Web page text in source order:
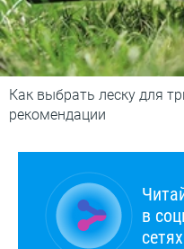
Как выбрать леску для
рекомендации
в
сетях